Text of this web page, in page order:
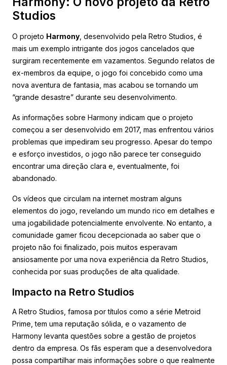
Studios
O projeto Harmony , desenvolvido pela Retro Studios, é
mais um exemplo intrigante dos jogos cancelados que
surgiram recentemente em vazamentos. Segundo relatos de
ex-membros da equipe, o jogo foi concebido como uma
nova aventura de fantasia, mas acabou se tornando um
“grande desastre” durante seu desenvolvimento.
As informações sobre Harmony indicam que o projeto
começou a ser desenvolvido em 2017, mas enfrentou vários
problemas que impediram seu progresso. Apesar do tempo
e esforço investidos, o jogo não parece ter conseguido
encontrar uma direção clara e, eventualmente, foi
abandonado.
Os vídeos que circulam na internet mostram alguns
elementos do jogo, revelando um mundo rico em detalhes e
uma jogabilidade potencialmente envolvente. No entanto, a
comunidade gamer ficou decepcionada ao saber que o
projeto não foi finalizado, pois muitos esperavam
ansiosamente por uma nova experiência da Retro Studios,
conhecida por suas produções de alta qualidade.
Impacto na Retro Studios
A Retro Studios, famosa por títulos como a série Metroid
Prime, tem uma reputação sólida, e o vazamento de
Harmony levanta questões sobre a gestão de projetos
dentro da empresa. Os fãs esperam que a desenvolvedora
possa compartilhar mais informações sobre o que realmente